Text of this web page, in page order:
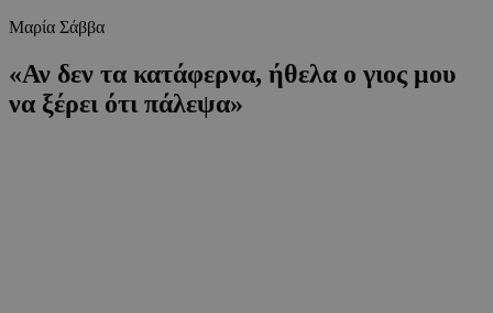
Μαρία Σάββα
«Αν δεν τα κατάφερνα, ήθελα ο γιος μου
να ξέρει ότι πάλεψα»